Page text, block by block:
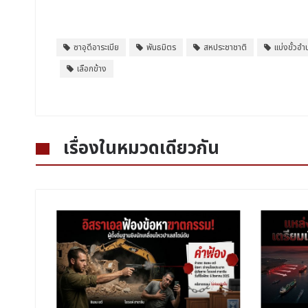
ซาอุดีอาระเบีย พันธมิตร สหประชาชาติ
แบ่งขั้วอำ
เลือกข้าง
เรื่องในหมวดเดียวกัน